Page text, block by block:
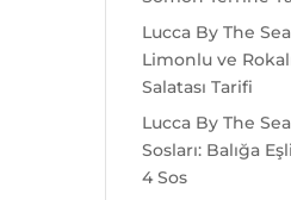
Lucca By The
Limonlu ve
Salatası Tarifi
Lucca By The
Sosları: Balığa
4 Sos